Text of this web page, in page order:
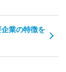
企業の特徴を